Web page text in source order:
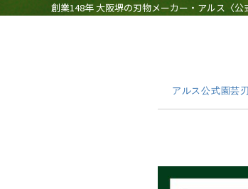
創業148年 大阪堺の刃物メーカー・アルス〈
アルス公式園芸